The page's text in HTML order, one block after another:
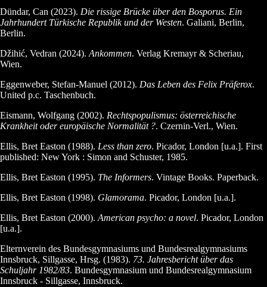
Dündar, Can (2023). Die rissige Brücke über den Bosporus. Ein
Jahrhundert Türkische Republik und der Westen. Galiani, Berlin,
Berlin.
Džihić, Vedran (2024).Ankommen. Verlag Kremayr & Scheriau,
Wien.
Eggenweber, Stefan-Manuel (2012). Das Leben des Felix Präferox.
United p.c. Taschenbuch.
Eismann, Wolfgang (2002). Rechtspopulismus: österreichische
Krankheit oder europäische Normalität ?. Czernin-Verl., Wien.
Ellis, Bret Easton (1988). Less than zero. Picador, London [u.a.]. First
published: New York : Simon and Schuster, 1985.
Ellis, Bret Easton (1995). The Informers. Vintage Books. Paperback.
Ellis, Bret Easton (1998). Glamorama. Picador, London [u.a.].
Ellis, Bret Easton (2000).American psycho: a novel. Picador, London
[u.a.].
Elternverein des Bundesgymnasiums und Bundesrealgymnasiums
Innsbruck, Sillgasse, Hrsg. (1983). 73. Jahresbericht über das
Schuljahr 1982/83. Bundesgymnasium und Bundesrealgymnasium
Innsbruck - Sillgasse, Innsbruck.